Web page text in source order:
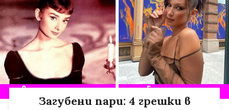
Загубени пари: 4 грешки в